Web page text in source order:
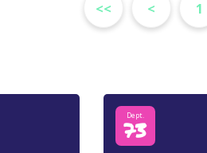
<< < 1
Dept.
73